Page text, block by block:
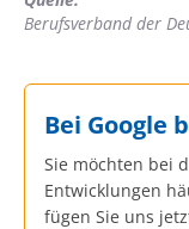
Berufsverband der
Bei Google
Sie möchten bei
Entwicklungen
fügen Sie uns